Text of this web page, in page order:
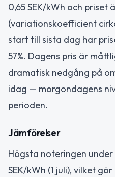
0,65 SEK/kWh och priset
(variationskoefficient
start till sista dag har
57%. Dagens pris är
dramatisk nedgång på
idag — morgondagens
perioden.
Jämförelser
Högsta noteringen
SEK/kWh (1 juli), vilket